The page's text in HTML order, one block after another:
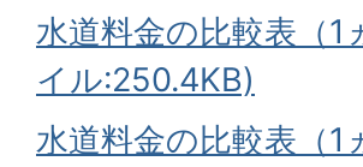
水道料金の比較表（
イル:250.4KB)
水道料金の比較表（